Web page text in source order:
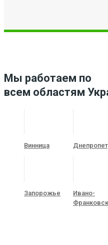
Мы работаем по
всем областям
Винница
Запорожье
Ивано-
Франковск